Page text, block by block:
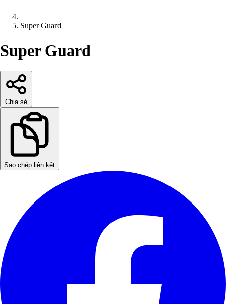
Super Guard
Super Guard
Chia sẻ
Sao chép liên kết